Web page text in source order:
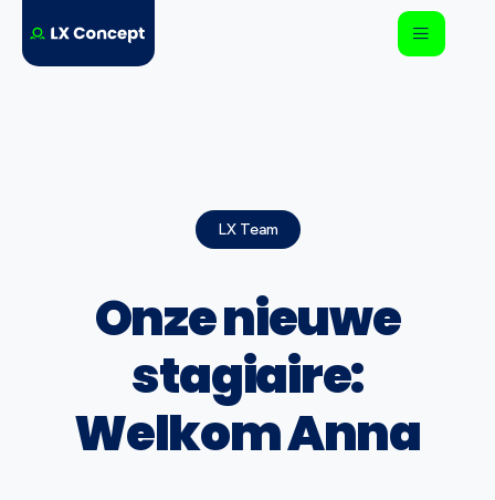
LX Team
Onze nieuwe
stagiaire:
Welkom Anna